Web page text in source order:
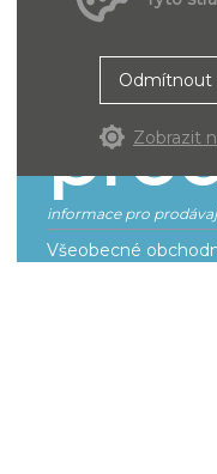
Pro
informace pro
Všeobecné
Odmítnout
Zobrazit